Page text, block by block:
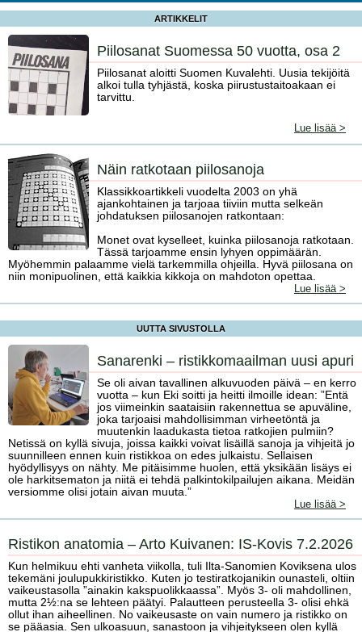
ARTIKKELIT
Piilosanat Suomessa 50 vuotta, osa 2
Piilosanat aloitti Suomen Kuvalehti. Uusia tekijöitä
alkoi tulla tyhjästä, koska piirustustaitoakaan ei
tarvittu.
Lue lisää >
Näin ratkotaan piilosanoja
Klassikkoartikkeli vuodelta 2003 on yhä
ajankohtainen ja tarjoaa tiiviin mutta selkeän
johdatuksen piilosanojen ratkontaan:
Monet ovat kyselleet, kuinka piilosanoja ratkotaan.
Tässä tarjoamme ensin lyhyen oppimäärän.
Myöhemmin palaamme vielä tarkemmilla ohjeilla. Hyvä piilosana on
niin monipuolinen, että kaikkia kikkoja on mahdoton opettaa.
Lue lisää >
UUTTA SIVUSTOLLA
Sanarenki – ristikkomaailman uusi apuri
Se oli aivan tavallinen alkuvuoden päivä – en kerro
vuotta – kun Eki soitti ja heitti ilmoille idean: ”Entä
jos viimeinkin saataisiin rakennettua se apuväline,
joka tarjoaisi mahdollisimman virheetöntä ja
muutenkin laadukasta tietoa ratkojien pulmiin?
Netissä on kyllä sivuja, joissa kaikki voivat lisäillä sanoja ja vihjeitä jo
suunnilleen ennen kuin ristikkoa on edes julkaistu. Sellaisen
hyödyllisyys on nähty. Me pitäisimme huolen, että yksikään lisäys ei
ole harkitsematon ja niitä ei tehdä palkintokilpailujen aikana. Meidän
versiomme olisi jotain aivan muuta.”
Lue lisää >
Ristikon anatomia – Arto Kuivanen: IS-Kovis 7.2.2026
Kun helmikuu ehti vanheta viikolla, tuli Ilta-Sanomien Koviksena ulos
tekemäni joulupukkiristikko. Kuten jo testiratkojanikin ounasteli, oltiin
vaikeustasolla ”ainakin kakspuolikkaassa”. Myös 3- oli mahdollinen,
mutta 2½:na se lehteen päätyi. Palautteen perusteella 3- olisi ehkä
ollut ihan aiheellinen. No vaikeusaste on vain numero ja ristikko on
se pääasia. Sen ulkoasuun, sanastoon ja vihjeitykseen olen kyllä